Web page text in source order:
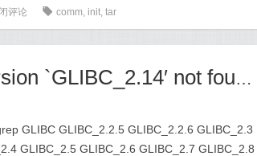
评论 0 comm, init, tar
centos6 /lib64/libc.so.6: version `GLIBC_2.14′ not found 错误解决方法
GLIBC GLIBC_2.2.5 GLIBC_2.2.6 GLIBC_2.3
GLIBC_2.5 GLIBC_2.6 GLIBC_2.7 GLIBC_2.8